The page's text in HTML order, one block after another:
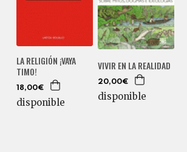
LA RELIGIÓN ¡VAYA
TIMO!
18,00€
disponible
VIVIR EN LA REALIDAD
20,00€
disponible